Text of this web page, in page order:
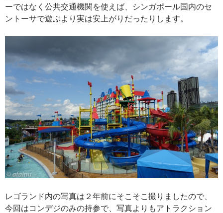
ーではなく公共交通機関を使えば、シンガポール国内のセ
ントーサで遊ぶより実は安上がりだったりします。
レゴランド内の写真は２年前にそこそこ撮りましたので、
今回はコンデジのみの持参で、写真よりもアトラクション